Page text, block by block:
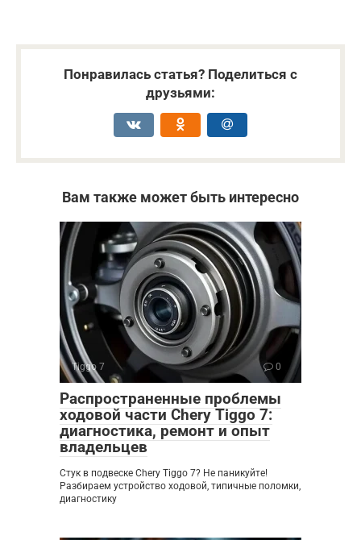
Понравилась статья? Поделиться с
друзьями:
Вам также может быть интересно
Tiggo 7 0
Распространенные проблемы
ходовой части Chery Tiggo 7:
диагностика, ремонт и опыт
владельцев
Стук в подвеске Chery Tiggo 7? Не паникуйте!
Разбираем устройство ходовой, типичные поломки,
диагностику